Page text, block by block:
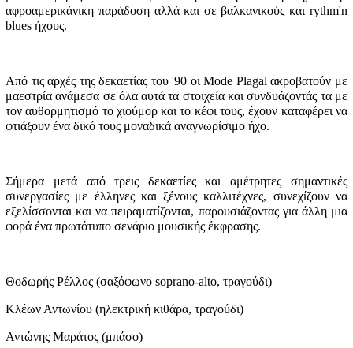
αφροαμερικάνικη παράδοση αλλά και σε βαλκανικούς και rythm'n
blues ήχους.
Από τις αρχές της δεκαετίας του '90 οι Mode Plagal ακροβατούν με
μαεστρία ανάμεσα σε όλα αυτά τα στοιχεία και συνδυάζοντάς τα με
τον αυθορμητισμό το χιούμορ και το κέφι τους, έχουν καταφέρει να
φτιάξουν ένα δικό τους μοναδικά αναγνωρίσιμο ήχο.
Σήμερα μετά από τρεις δεκαετίες και αμέτρητες σημαντικές
συνεργασίες με έλληνες και ξένους καλλιτέχνες, συνεχίζουν να
εξελίσσονται και να πειραματίζονται, παρουσιάζοντας για άλλη μια
φορά ένα πρωτότυπο σενάριο μουσικής έκφρασης.
Θοδωρής Ρέλλος (σαξόφωνο soprano-alto, τραγούδι)
Κλέων Αντωνίου (ηλεκτρική κιθάρα, τραγούδι)
Αντώνης Μαράτος (μπάσο)